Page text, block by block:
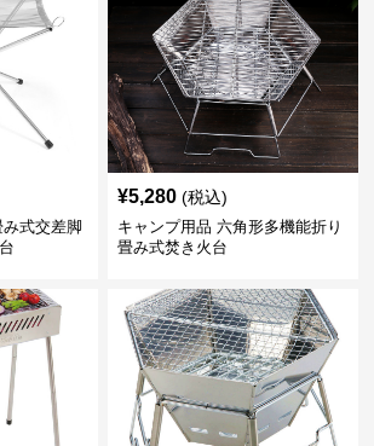
式交差脚
¥5,280 (税込)
キャンプ用品 六角形多機能折り
畳み式焚き火台